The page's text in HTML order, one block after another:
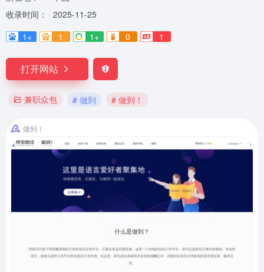
收录时间：
2025-11-25
1+
1 1+ 0 1
打开网站
兼职众包 # 做到 # 做到！
做到！